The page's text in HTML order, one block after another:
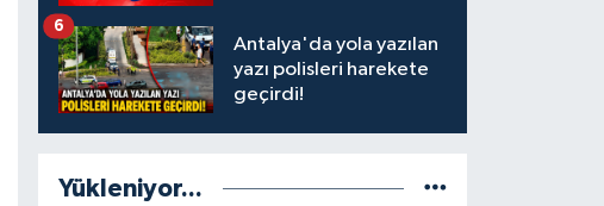
Antalya'da yola yazılan
yazı polisleri harekete
geçirdi!
6
Yükleniyor...